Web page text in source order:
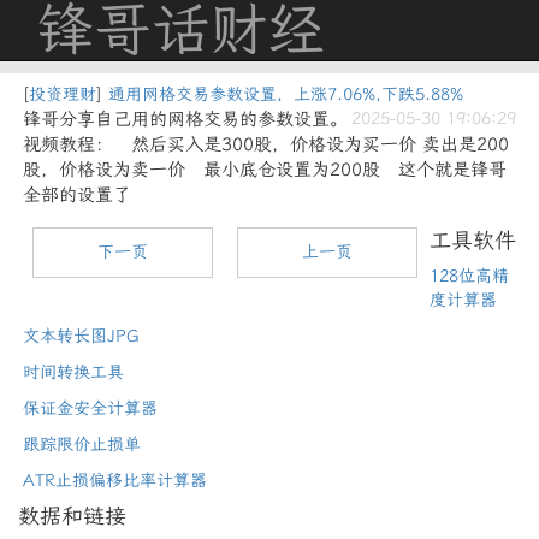
锋哥话财经
[投资理财] 通用网格交易参数设置，上涨7.06%,下跌5.88%
2025-05-30 19:06:29
锋哥分享自己用的网格交易的参数设置。
视频教程： 然后买入是300股，价格设为买一价 卖出是200
股，价格设为卖一价 最小底仓设置为200股 这个就是锋哥
全部的设置了
下一页 上一页 工具软件
128位高精
度计算器
文本转长图JPG
时间转换工具
保证金安全计算器
跟踪限价止损单
ATR止损偏移比率计算器
数据和链接